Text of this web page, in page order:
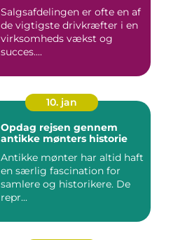
Salgsafdelingen er ofte en af
de vigtigste drivkræfter i en
virksomheds vækst og
succes....
10. jan
Opdag rejsen gennem
antikke mønters historie
Antikke mønter har altid haft
en særlig fascination for
samlere og historikere. De
repr...